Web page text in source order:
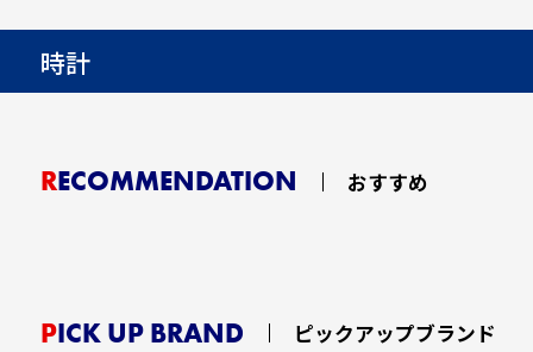
時計
RECOMMENDATION おすすめ
PICK UP BRAND ピックアップブランド